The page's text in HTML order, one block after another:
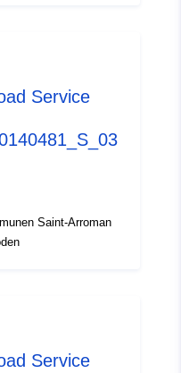
Service
Saint-Arroman
Service